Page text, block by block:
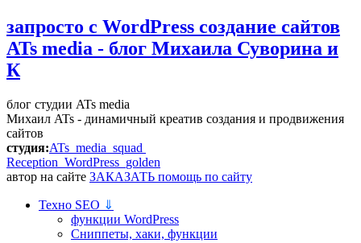
запросто с WordPress создание сайтов
ATs media - блог Михаила Суворина и
К
блог студии ATs media
Михаил ATs - динамичный креатив создания и продвижения
сайтов
студия:ATs media squad
Reception WordPress golden
автор на сайте ЗАКАЗАТЬ помощь по сайту
Техно SEO ⇓
функции WordPress
Сниппеты, хаки, функции